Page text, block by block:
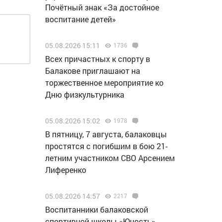
Почётный знак «За достойное
воспитание детей»
05.08.2026 15:11 1736
Всех причастных к спорту в
Балакове приглашают на
торжественное мероприятие ко
Дню физкультурника
05.08.2026 15:02 1978
В пятницу, 7 августа, балаковцы
простятся с погибшим в бою 21-
летним участником СВО Арсением
Лиференко
05.08.2026 14:57 2217
Воспитанники балаковской